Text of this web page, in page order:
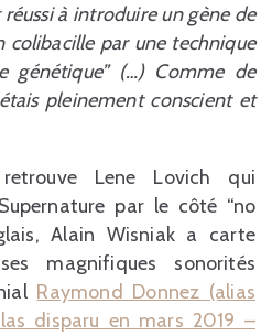
à introduire un gène de
colibacille par une technique
génétique” (…) Comme de
pleinement conscient et
Lene Lovich qui
par le côté “no
Alain Wisniak a carte
magnifiques sonorités
Raymond Donnez (alias
disparu en mars 2019 –